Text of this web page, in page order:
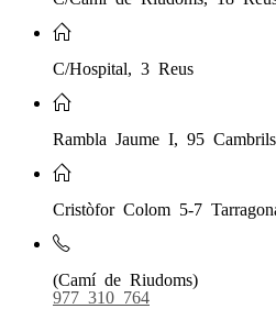
C/Hospital, 3 Reus
Rambla Jaume I, 95 Cambrils
Cristòfor Colom 5-7
(Camí de Riudoms)
977 310 764